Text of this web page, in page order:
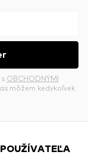
OBCHODNÝMI
môžem kedykoľvek